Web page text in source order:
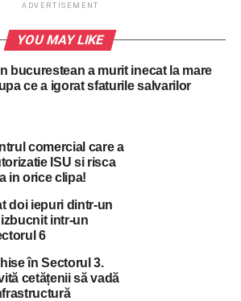
sarbatorita si in Parcul
gratuite cu vaporasul
ADVERTISEMENT
YOU MAY LIKE
bucurestean a murit inecat la mare
ce a igorat sfaturile salvarilor
comercial care a
ISU si risca
in orice clipa!
doi iepuri dintr-un
intr-un
6
în Sectorul 3.
cetățenii să vadă